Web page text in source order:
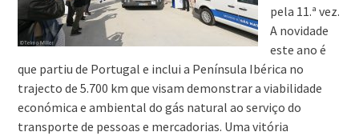
pela 11.ª vez.
A novidade
este ano é
que partiu de Portugal e inclui a Península Ibérica no
trajecto de 5.700 km que visam demonstrar a viabilidade
económica e ambiental do gás natural ao serviço do
transporte de pessoas e mercadorias. Uma vitória